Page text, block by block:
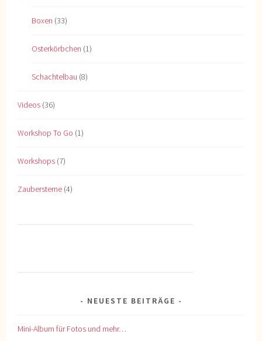
Boxen (33)
Osterkörbchen (1)
Schachtelbau (8)
Videos (36)
Workshop To Go (1)
Workshops (7)
Zaubersterne (4)
NEUESTE BEITRÄGE
Mini-Album für Fotos und mehr…